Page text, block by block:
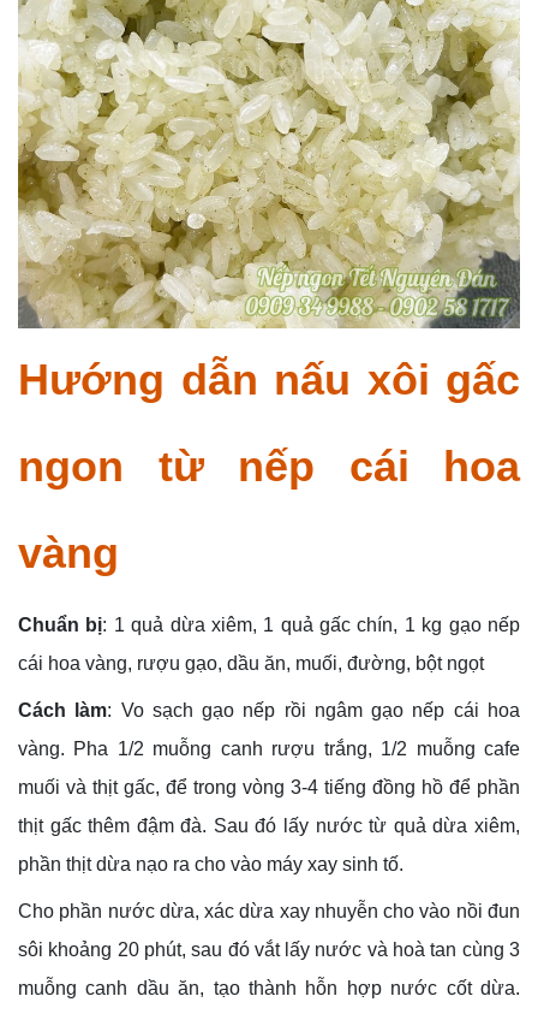
Hướng dẫn nấu xôi gấc
ngon từ nếp cái hoa
vàng
Chuẩn bị: 1 quả dừa xiêm, 1 quả gấc chín, 1 kg gạo nếp
cái hoa vàng, rượu gạo, dầu ăn, muối, đường, bột ngọt
Cách làm: Vo sạch gạo nếp rồi ngâm gạo nếp cái hoa
vàng. Pha 1/2 muỗng canh rượu trắng, 1/2 muỗng cafe
muối và thịt gấc, để trong vòng 3-4 tiếng đồng hồ để phần
thịt gấc thêm đậm đà. Sau đó lấy nước từ quả dừa xiêm,
phần thịt dừa nạo ra cho vào máy xay sinh tố.
Cho phần nước dừa, xác dừa xay nhuyễn cho vào nồi đun
sôi khoảng 20 phút, sau đó vắt lấy nước và hoà tan cùng 3
muỗng canh dầu ăn, tạo thành hỗn hợp nước cốt dừa.